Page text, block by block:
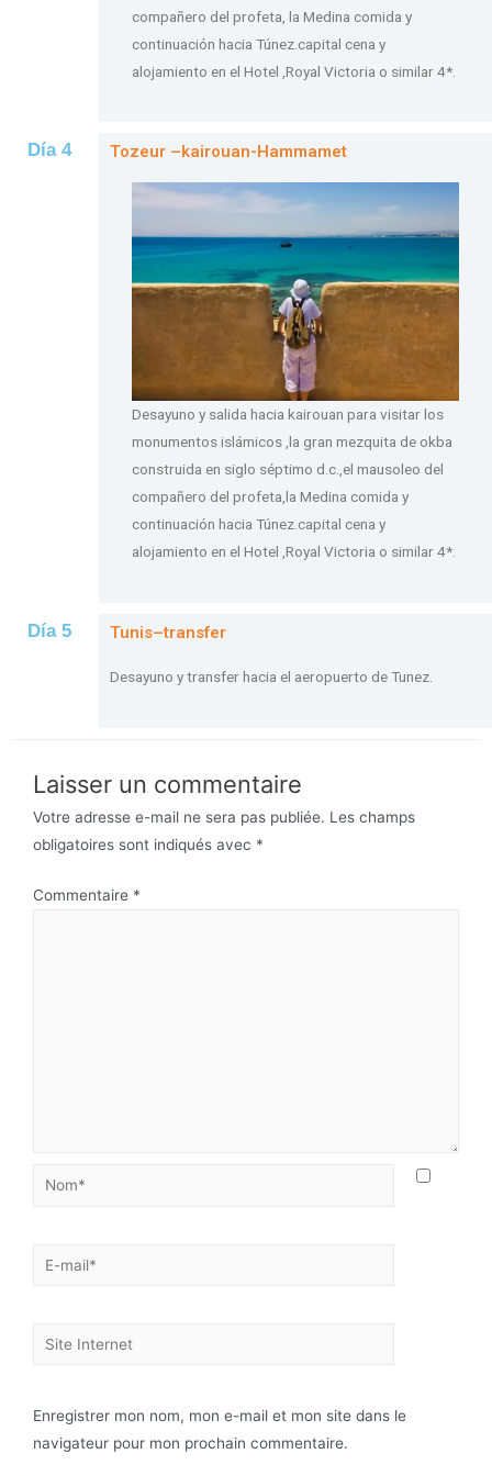
compañero del profeta, la Medina comida y
continuación hacia Túnez.capital cena y
alojamiento en el Hotel ,Royal Victoria o similar 4*.
Día 4 Tozeur –kairouan-Hammamet
Desayuno y salida hacia kairouan para visitar los
monumentos islámicos ,la gran mezquita de okba
construida en siglo séptimo d.c.,el mausoleo del
compañero del profeta,la Medina comida y
continuación hacia Túnez.capital cena y
alojamiento en el Hotel ,Royal Victoria o similar 4*.
Día 5 Tunis–transfer
Desayuno y transfer hacia el aeropuerto de Tunez.
Laisser un commentaire
Votre adresse e-mail ne sera pas publiée. Les champs
obligatoires sont indiqués avec *
Commentaire *
Enregistrer mon nom, mon e-mail et mon site dans le
navigateur pour mon prochain commentaire.